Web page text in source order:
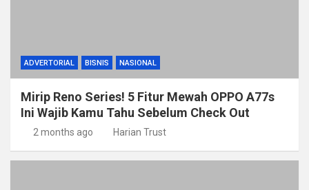
ADVERTORIAL BISNIS NASIONAL
Mirip Reno Series! 5 Fitur Mewah OPPO A77s
Ini Wajib Kamu Tahu Sebelum Check Out
2 months ago Harian Trust